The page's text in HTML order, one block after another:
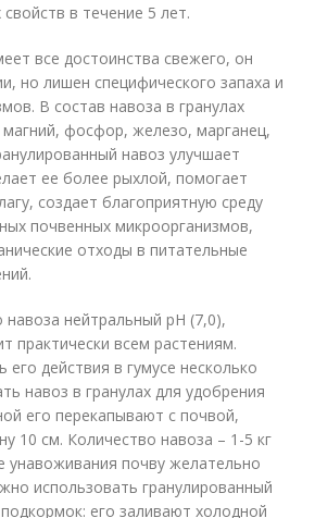
в течение 5 лет.
все достоинства свежего, он
но лишен специфического запаха и
В состав навоза в гранулах
магний, фосфор, железо, марганец,
навоз улучшает
ее более рыхлой, помогает
создает благоприятную среду
почвенных микроорганизмов,
отходы в питательные
навоза нейтральный pH (7,0),
практически всем растениям.
действия в гумусе несколько
навоз в гранулах для удобрения
его перекапывают с почвой,
10 см. Количество навоза – 1-5 кг
унавоживания почву желательно
использовать гранулированный
его заливают холодной